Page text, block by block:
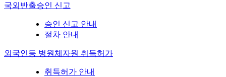
국외반출승인 신고
승인 신고 안내
절차 안내
외국인등 병원체자원 취득허가
취득허가 안내